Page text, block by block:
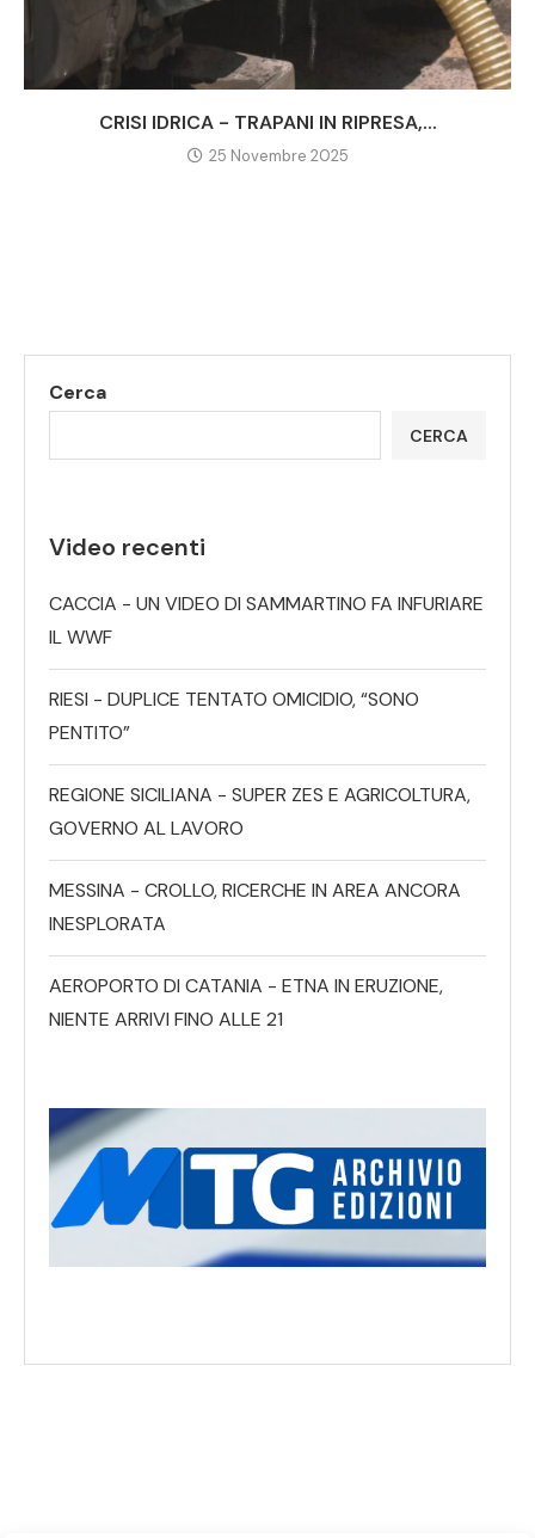
CRISI IDRICA - TRAPANI IN RIPRESA,...
25 Novembre 2025
Cerca
CERCA
Video recenti
CACCIA - UN VIDEO DI SAMMARTINO FA INFURIARE
IL WWF
RIESI - DUPLICE TENTATO OMICIDIO, “SONO
PENTITO”
REGIONE SICILIANA - SUPER ZES E AGRICOLTURA,
GOVERNO AL LAVORO
MESSINA - CROLLO, RICERCHE IN AREA ANCORA
INESPLORATA
AEROPORTO DI CATANIA - ETNA IN ERUZIONE,
NIENTE ARRIVI FINO ALLE 21